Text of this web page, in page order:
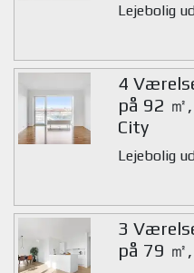
Lejebolig
4
på 92 ㎡
City
Lejebolig
3
på 79 ㎡